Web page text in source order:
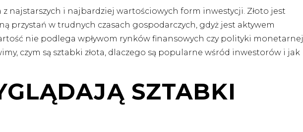
z najstarszych i najbardziej wartościowych form inwestycji. Złoto jest
przystań w trudnych czasach gospodarczych, gdyż jest aktywem
nie podlega wpływom rynków finansowych czy polityki monetarnej.
czym są sztabki złota, dlaczego są popularne wśród inwestorów i jak
SZTABKI